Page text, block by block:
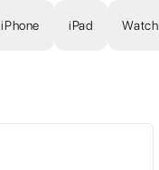
iPhone iPad Watch